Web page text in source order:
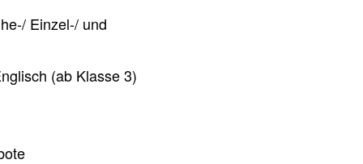
Einzel-/ und
(ab Klasse 3)